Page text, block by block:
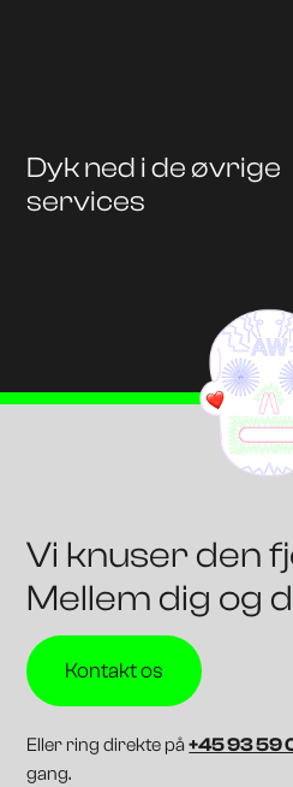
Dyk ned i de øvrige
services
Vi knuser den
Mellem dig og
Kontakt os
Eller ring direkte på+45 93 59
gang.